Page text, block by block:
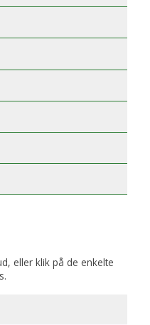
eller klik på de enkelte